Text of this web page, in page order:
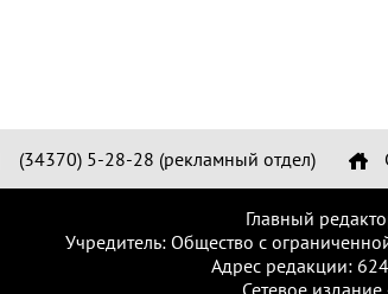
(34370) 5-28-28 (рекламный отдел)
Главный
Учредитель: Общество с
Адрес редакции: